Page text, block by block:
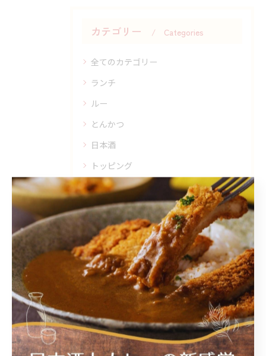
カテゴリー Categories
全てのカテゴリー
ランチ
ルー
とんかつ
日本酒
トッピング
最近の投稿 Recent Posts
2026/07/25
2026/07/20
本日、都合によりお休み致します。